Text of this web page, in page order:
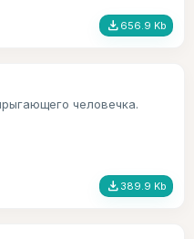
file_download 656.9 Kb
человечка.
file_download 389.9 Kb